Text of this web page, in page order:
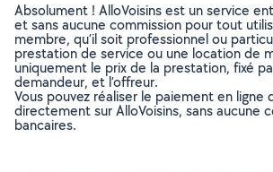
Absolument ! AlloVoisins est un service
et sans aucune commission pour tout
membre, qu’il soit professionnel ou
prestation de service ou une location de
uniquement le prix de la prestation, fixé
demandeur, et l’offreur.
Vous pouvez réaliser le paiement en ligne
directement sur AlloVoisins, sans aucune
bancaires.